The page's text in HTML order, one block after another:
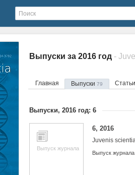
Выпуски за 2016 год -
Главная Выпуски 79
Выпуски, 2016 год: 6
Выпуск журнала
6, 2016
Juvenis
Выпуск журнала